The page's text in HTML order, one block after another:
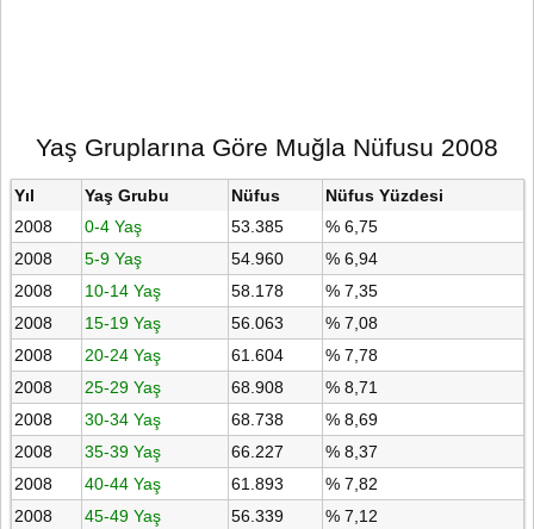
Yaş Gruplarına Göre Muğla Nüfusu 2008
Yıl Yaş Grubu Nüfus
Nüfus Yüzdesi
2008
0-4 Yaş 53.385
% 6,75
2008
5-9 Yaş 54.960
% 6,94
2008
10-14 Yaş 58.178
% 7,35
2008
15-19 Yaş 56.063
% 7,08
2008
20-24 Yaş 61.604
% 7,78
2008
25-29 Yaş 68.908
% 8,71
2008
30-34 Yaş 68.738
% 8,69
2008
35-39 Yaş 66.227
% 8,37
2008
40-44 Yaş 61.893
% 7,82
2008
45-49 Yaş 56.339 % 7,12